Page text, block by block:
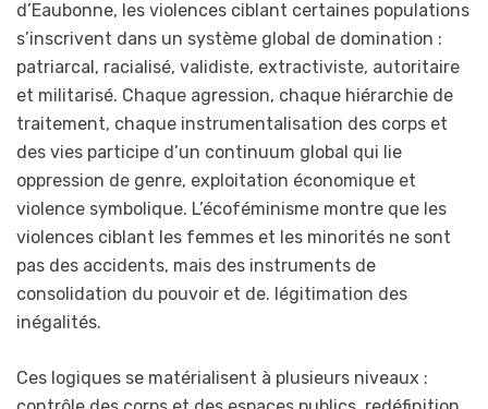
d’Eaubonne, les violences ciblant certaines populations
s’inscrivent dans un système global de domination :
patriarcal, racialisé, validiste, extractiviste, autoritaire
et militarisé. Chaque agression, chaque hiérarchie de
traitement, chaque instrumentalisation des corps et
des vies participe d’un continuum global qui lie
oppression de genre, exploitation économique et
violence symbolique. L’écoféminisme montre que les
violences ciblant les femmes et les minorités ne sont
pas des accidents, mais des instruments de
consolidation du pouvoir et de. légitimation des
inégalités.
Ces logiques se matérialisent à plusieurs niveaux :